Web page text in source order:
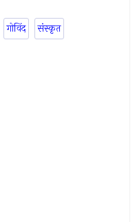
गोविंद संस्कृत